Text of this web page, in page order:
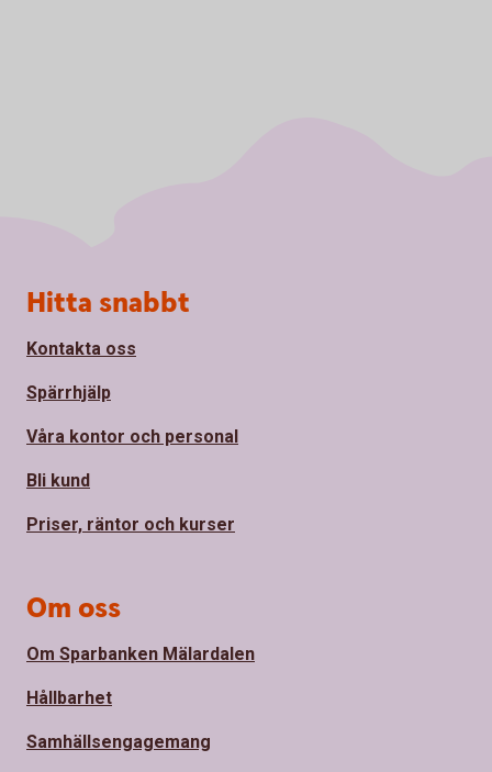
Sidfot
Hitta snabbt
Kontakta oss
Spärrhjälp
Våra kontor och personal
Bli kund
Priser, räntor och kurser
Om oss
Om Sparbanken Mälardalen
Hållbarhet
Samhällsengagemang